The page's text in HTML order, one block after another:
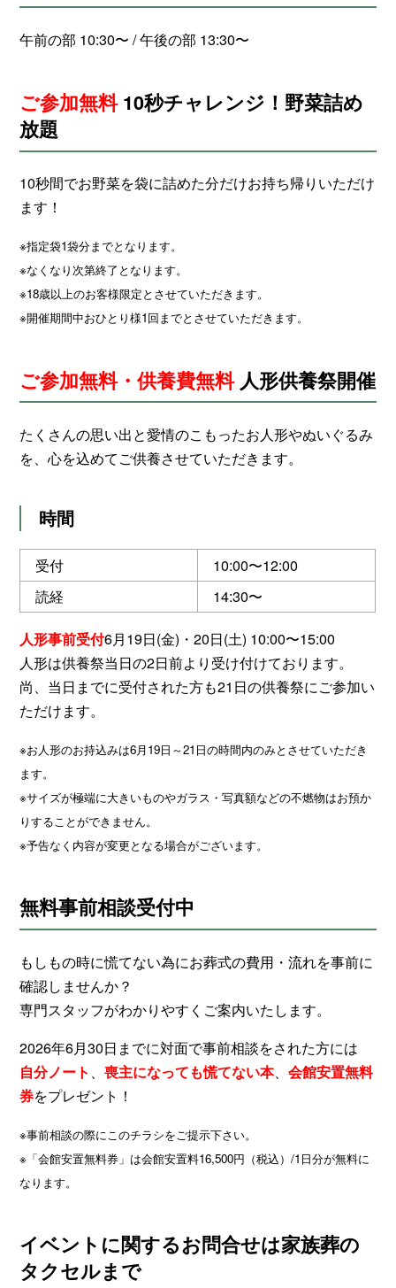
午前の部 10:30〜 / 午後の部 13:30〜
ご参加無料10秒チャレンジ！野菜詰め
放題
10秒間でお野菜を袋に詰めた分だけお持ち帰りいただけ
ます！
※指定袋1袋分までとなります。
※なくなり次第終了となります。
※18歳以上のお客様限定とさせていただきます。
※開催期間中おひとり様1回までとさせていただきます。
ご参加無料・供養費無料人形供養祭開催
たくさんの思い出と愛情のこもったお人形やぬいぐるみ
を、心を込めてご供養させていただきます。
時間
受付
10:00〜12:00
読経
14:30〜
人形事前受付6月19日(金)・20日(土) 10:00〜15:00
人形は供養祭当日の2日前より受け付けております。
尚、当日までに受付された方も21日の供養祭にご参加い
ただけます。
※お人形のお持込みは6月19日～21日の時間内のみとさせていただき
ます。
※サイズが極端に大きいものやガラス・写真額などの不燃物はお預か
りすることができません。
※予告なく内容が変更となる場合がございます。
無料事前相談受付中
もしもの時に慌てない為にお葬式の費用・流れを事前に
確認しませんか？
専門スタッフがわかりやすくご案内いたします。
2026年6月30日までに対面で事前相談をされた方には
自分ノート 、喪主になっても慌てない本、会館安置無料
券をプレゼント！
※事前相談の際にこのチラシをご提示下さい。
※「会館安置無料券」は会館安置料16,500円（税込）/1日分が無料に
なります。
イベントに関するお問合せは家族葬の
タクセルまで